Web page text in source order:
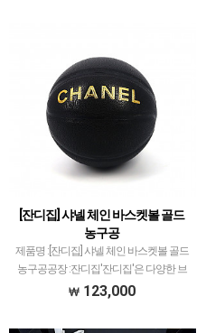
[잔디집] 샤넬 체인 바스켓볼 골드
농구공
제품명 :[잔디집] 샤넬 체인 바스켓볼 골드
농구공공장 :잔디집'잔디집'은 다양한 브
랜드 의류 전문적으로 취급하고 있습니다.
123,000